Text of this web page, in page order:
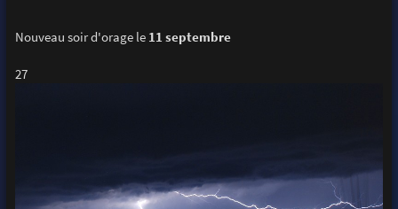
Nouveau soir d'orage le 11 septembre
27